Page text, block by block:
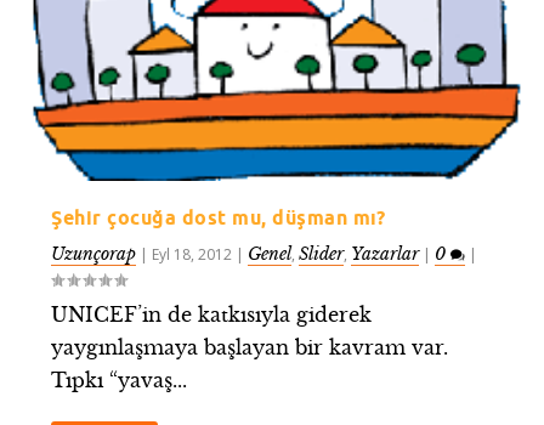
Şehir çocuğa dost mu, düşman mı?
Uzunçorap | Eyl 18, 2012 | Genel,Slider, Yazarlar| 0 |
UNICEF’in de katkısıyla giderek
yaygınlaşmaya başlayan bir kavram var.
Tıpkı “yavaş...